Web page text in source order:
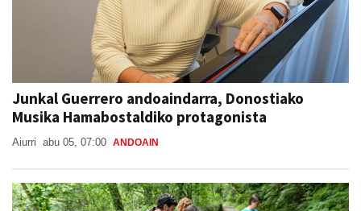
Junkal Guerrero andoaindarra, Donostiako
Musika Hamabostaldiko protagonista
Aiurri abu 05, 07:00 ANDOAIN